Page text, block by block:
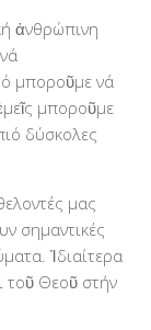
ἀνθρώπινη
μποροῦμε νά
μποροῦμε
δύσκολες
μας
σημαντικές
Ἰδιαίτερα
τοῦ Θεοῦ στήν